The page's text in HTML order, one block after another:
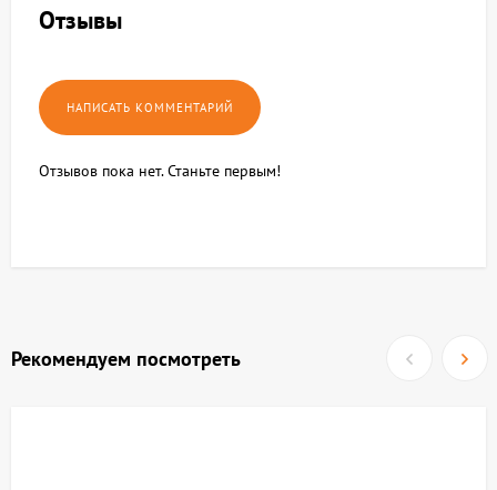
Отзывы
Отзывов пока нет. Станьте первым!
Рекомендуем посмотреть